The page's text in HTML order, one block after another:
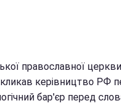
православної
керівництво РФ
бар'єр перед